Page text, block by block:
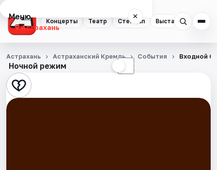
Концерты Театр Стендап Выставки
Меню ×
Астрахань
Концерты
Театр
Стендап
Ночной режим ☾
Астрахань Астраханский Кремль События Входной